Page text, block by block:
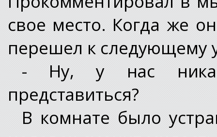
свое место. Когда же
перешел к следующему
- Ну, у нас
представиться?
В комнате было